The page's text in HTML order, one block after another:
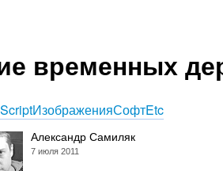
временных
ИзображенияСофтEtc
Александр Самиляк
7 июля 2011